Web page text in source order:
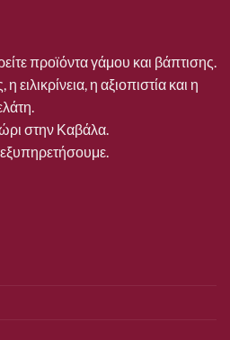
προϊόντα γάμου και βάπτισης.
ειλικρίνεια, η αξιοπιστία και η
στην Καβάλα.